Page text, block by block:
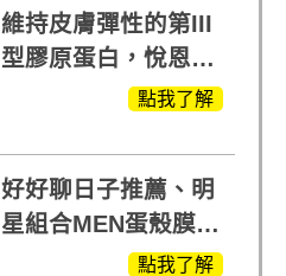
維持皮膚彈性的第III
型膠原蛋白，悅恩詩
給予寶寶般的肌膚感
點我了解
好好聊日子推薦、明
星組合MEN蛋殼膜
(蛋白聚醣)+UCII，超
點我了解